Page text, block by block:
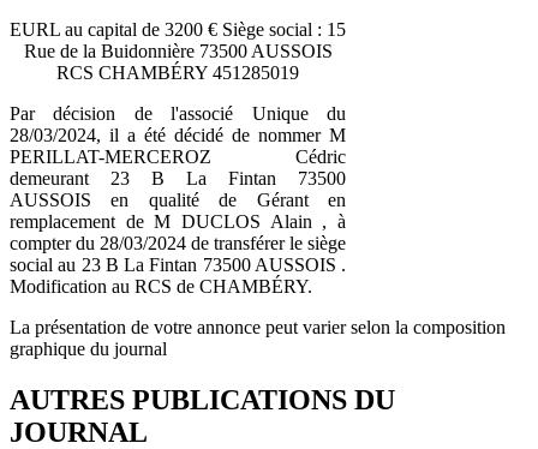
EURL au capital de 3200 € Siège social : 15
Rue de la Buidonnière 73500 AUSSOIS
RCS CHAMBÉRY 451285019
Par décision de l'associé Unique du
28/03/2024, il a été décidé de nommer M
PERILLAT-MERCEROZ Cédric
demeurant 23 B La Fintan 73500
AUSSOIS en qualité de Gérant en
remplacement de M DUCLOS Alain , à
compter du 28/03/2024 de transférer le siège
social au 23 B La Fintan 73500 AUSSOIS .
Modification au RCS de CHAMBÉRY.
La présentation de votre annonce peut varier selon la composition
graphique du journal
AUTRES PUBLICATIONS DU
JOURNAL